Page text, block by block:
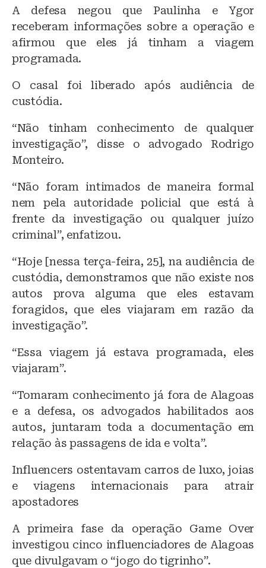
A defesa negou que Paulinha e Ygor
receberam informações sobre a operação e
afirmou que eles já tinham a viagem
programada.
O casal foi liberado após audiência de
custódia.
“Não tinham conhecimento de qualquer
investigação”, disse o advogado Rodrigo
Monteiro.
“Não foram intimados de maneira formal
nem pela autoridade policial que está à
frente da investigação ou qualquer juízo
criminal”, enfatizou.
“Hoje [nessa terça-feira, 25], na audiência de
custódia, demonstramos que não existe nos
autos prova alguma que eles estavam
foragidos, que eles viajaram em razão da
investigação”.
“Essa viagem já estava programada, eles
viajaram”.
“Tomaram conhecimento já fora de Alagoas
e a defesa, os advogados habilitados aos
autos, juntaram toda a documentação em
relação às passagens de ida e volta”.
Influencers ostentavam carros de luxo, joias
e viagens internacionais para atrair
apostadores
A primeira fase da operação Game Over
investigou cinco influenciadores de Alagoas
que divulgavam o “jogo do tigrinho”.